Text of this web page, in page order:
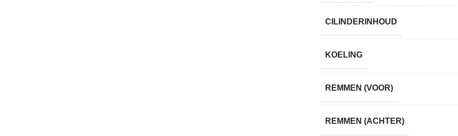
CILINDERINHOUD
KOELING
REMMEN (VOOR)
REMMEN (ACHTER)